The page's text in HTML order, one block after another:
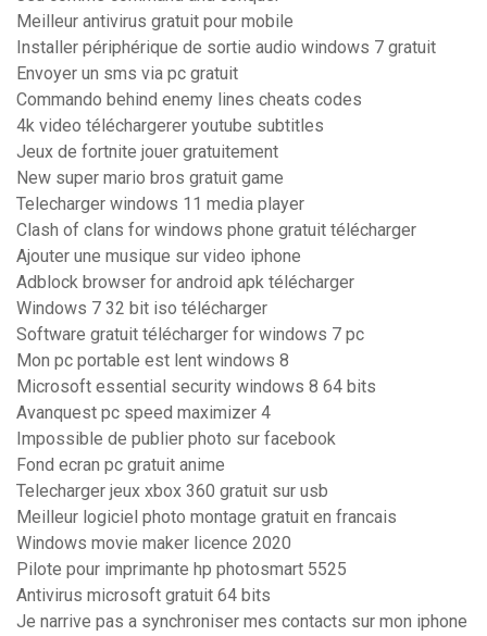
Meilleur antivirus gratuit pour mobile
Installer périphérique de sortie audio windows 7 gratuit
Envoyer un sms via pc gratuit
Commando behind enemy lines cheats codes
4k video téléchargerer youtube subtitles
Jeux de fortnite jouer gratuitement
New super mario bros gratuit game
Telecharger windows 11 media player
Clash of clans for windows phone gratuit télécharger
Ajouter une musique sur video iphone
Adblock browser for android apk télécharger
Windows 7 32 bit iso télécharger
Software gratuit télécharger for windows 7 pc
Mon pc portable est lent windows 8
Microsoft essential security windows 8 64 bits
Avanquest pc speed maximizer 4
Impossible de publier photo sur facebook
Fond ecran pc gratuit anime
Telecharger jeux xbox 360 gratuit sur usb
Meilleur logiciel photo montage gratuit en francais
Windows movie maker licence 2020
Pilote pour imprimante hp photosmart 5525
Antivirus microsoft gratuit 64 bits
Je narrive pas a synchroniser mes contacts sur mon iphone